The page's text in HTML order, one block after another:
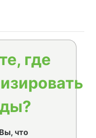
где
что